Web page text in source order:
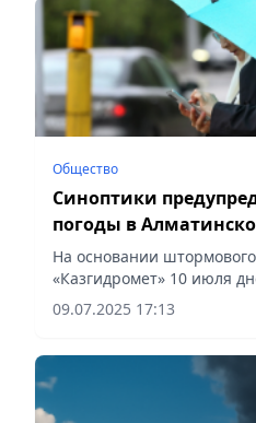
Общество
Синоптики
погоды в
На основании
«Казгидромет» 10 июля
горных районах
сильный дождь, сообщает
09.07.2025 17:13